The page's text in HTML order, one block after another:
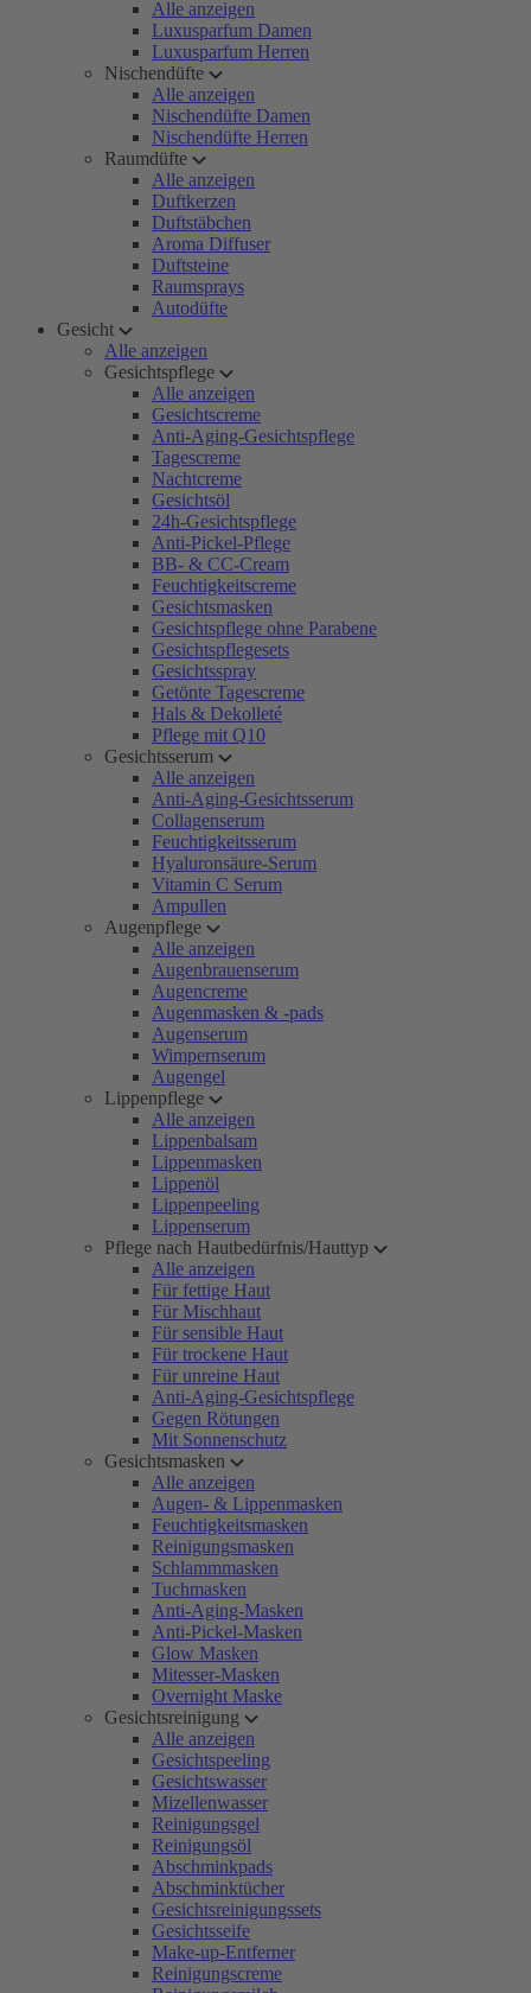
Alle anzeigen
Luxusparfum Damen
Luxusparfum Herren
Nischendüfte
Alle anzeigen
Nischendüfte Damen
Nischendüfte Herren
Raumdüfte
Alle anzeigen
Duftkerzen
Duftstäbchen
Aroma Diffuser
Duftsteine
Raumsprays
Autodüfte
Gesicht
Alle anzeigen
Gesichtspflege
Alle anzeigen
Gesichtscreme
Anti-Aging-Gesichtspflege
Tagescreme
Nachtcreme
Gesichtsöl
24h-Gesichtspflege
Anti-Pickel-Pflege
BB- & CC-Cream
Feuchtigkeitscreme
Gesichtsmasken
Gesichtspflege ohne Parabene
Gesichtspflegesets
Gesichtsspray
Getönte Tagescreme
Hals & Dekolleté
Pflege mit Q10
Gesichtsserum
Alle anzeigen
Anti-Aging-Gesichtsserum
Collagenserum
Feuchtigkeitsserum
Hyaluronsäure-Serum
Vitamin C Serum
Ampullen
Augenpflege
Alle anzeigen
Augenbrauenserum
Augencreme
Augenmasken & -pads
Augenserum
Wimpernserum
Augengel
Lippenpflege
Alle anzeigen
Lippenbalsam
Lippenmasken
Lippenöl
Lippenpeeling
Lippenserum
Pflege nach Hautbedürfnis/Hauttyp
Alle anzeigen
Für fettige Haut
Für Mischhaut
Für sensible Haut
Für trockene Haut
Für unreine Haut
Anti-Aging-Gesichtspflege
Gegen Rötungen
Mit Sonnenschutz
Gesichtsmasken
Alle anzeigen
Augen- & Lippenmasken
Feuchtigkeitsmasken
Reinigungsmasken
Schlammmasken
Tuchmasken
Anti-Aging-Masken
Anti-Pickel-Masken
Glow Masken
Mitesser-Masken
Overnight Maske
Gesichtsreinigung
Alle anzeigen
Gesichtspeeling
Gesichtswasser
Mizellenwasser
Reinigungsgel
Reinigungsöl
Abschminkpads
Abschminktücher
Gesichtsreinigungssets
Gesichtsseife
Make-up-Entferner
Reinigungscreme